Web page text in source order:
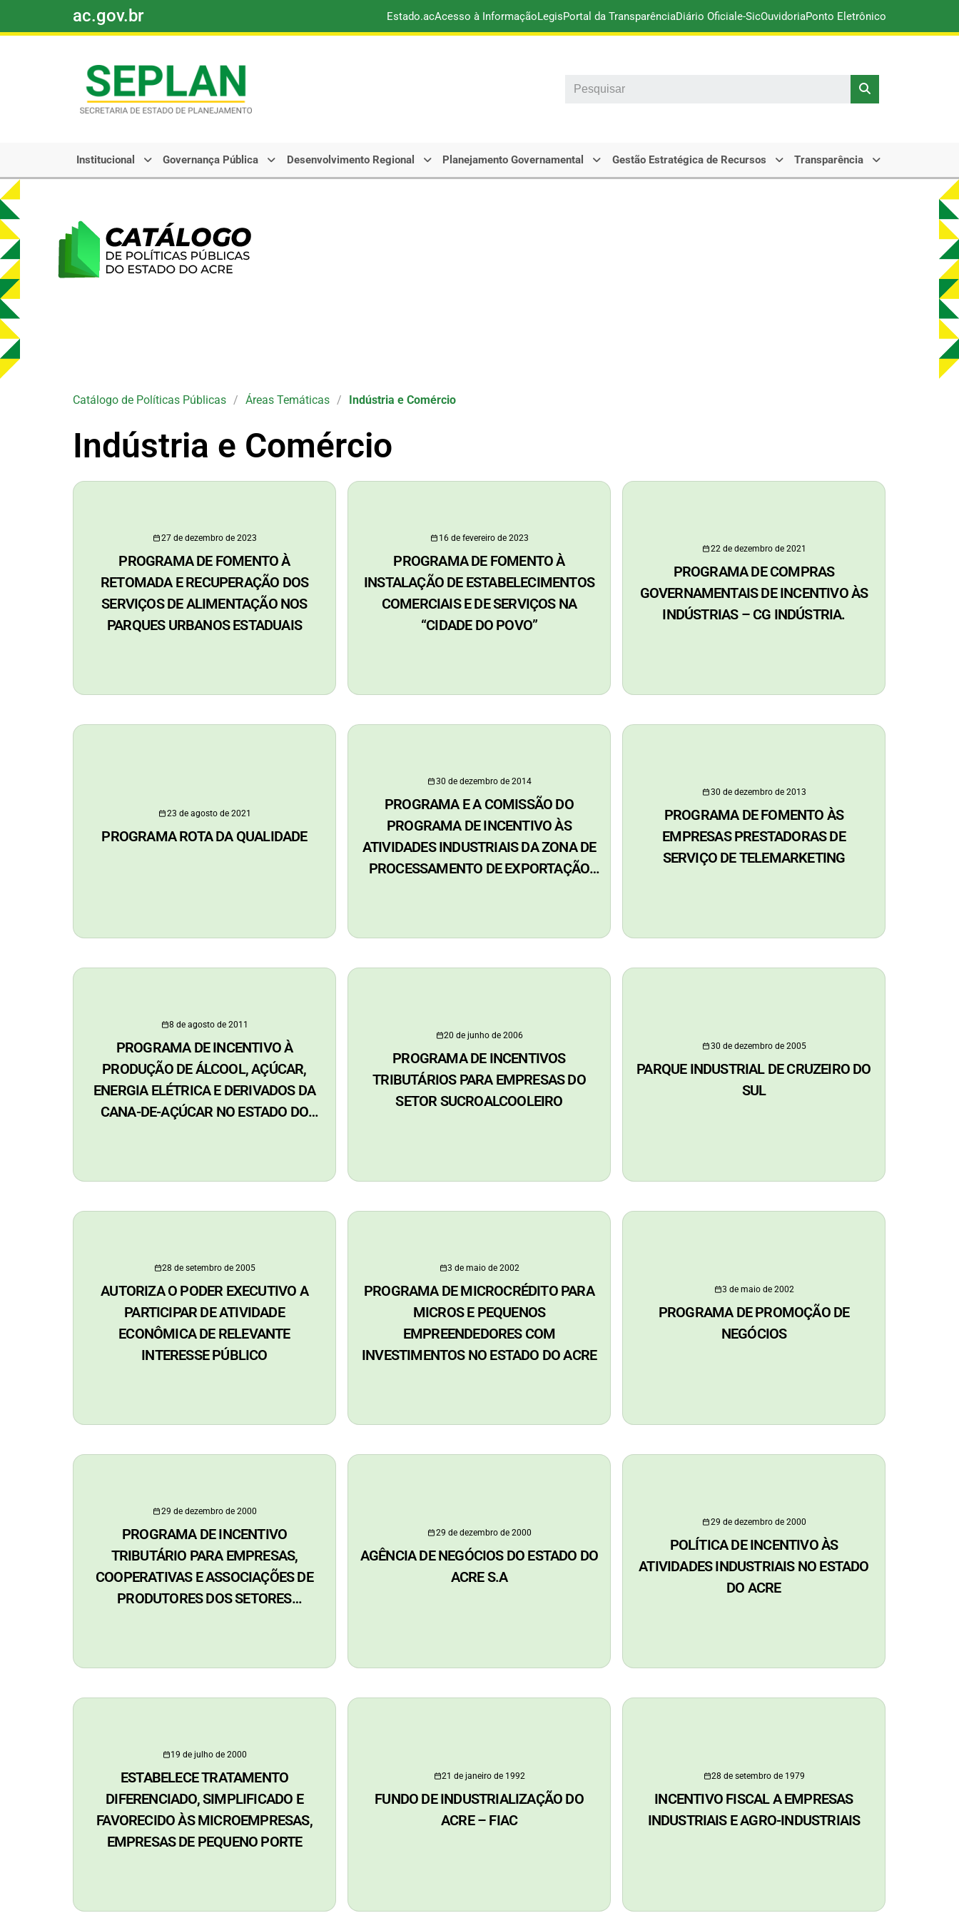
Pular
ac.gov.br Estado.acAcesso à InformaçãoLegisPortal da TransparênciaDiário Oficial e-SicOuvidoriaPonto Eletrônico
Search
Institucional Governança Pública Desenvolvimento Regional Planejamento Governamental Gestão Estratégica de Recursos Transparência
Catálogo de Políticas Públicas / Áreas Temáticas / Indústria e Comércio
Indústria e Comércio
27 de dezembro de 2023
PROGRAMA DE FOMENTO À
RETOMADA E RECUPERAÇÃO DOS
SERVIÇOS DE ALIMENTAÇÃO NOS
PARQUES URBANOS ESTADUAIS
16 de fevereiro de 2023
PROGRAMA DE FOMENTO À
INSTALAÇÃO DE ESTABELECIMENTOS
COMERCIAIS E DE SERVIÇOS NA
“CIDADE DO POVO”
22 de dezembro de 2021
PROGRAMA DE COMPRAS
GOVERNAMENTAIS DE INCENTIVO ÀS
INDÚSTRIAS – CG INDÚSTRIA.
23 de agosto de 2021
PROGRAMA ROTA DA QUALIDADE
30 de dezembro de 2014
PROGRAMA E A COMISSÃO DO
PROGRAMA DE INCENTIVO ÀS
ATIVIDADES INDUSTRIAIS DA ZONA DE
PROCESSAMENTO DE EXPORTAÇÃO
30 de dezembro de 2013
PROGRAMA DE FOMENTO ÀS
EMPRESAS PRESTADORAS DE
SERVIÇO DE TELEMARKETING
8 de agosto de 2011
PROGRAMA DE INCENTIVO À
PRODUÇÃO DE ÁLCOOL, AÇÚCAR,
ENERGIA ELÉTRICA E DERIVADOS DA
CANA-DE-AÇÚCAR NO ESTADO DO
20 de junho de 2006
PROGRAMA DE INCENTIVOS
TRIBUTÁRIOS PARA EMPRESAS DO
SETOR SUCROALCOOLEIRO
30 de dezembro de 2005
PARQUE INDUSTRIAL DE CRUZEIRO DO
SUL
28 de setembro de 2005
AUTORIZA O PODER EXECUTIVO A
PARTICIPAR DE ATIVIDADE
ECONÔMICA DE RELEVANTE
INTERESSE PÚBLICO
3 de maio de 2002
PROGRAMA DE MICROCRÉDITO PARA
MICROS E PEQUENOS
EMPREENDEDORES COM
INVESTIMENTOS NO ESTADO DO ACRE
3 de maio de 2002
PROGRAMA DE PROMOÇÃO DE
NEGÓCIOS
29 de dezembro de 2000
PROGRAMA DE INCENTIVO
TRIBUTÁRIO PARA EMPRESAS,
COOPERATIVAS E ASSOCIAÇÕES DE
PRODUTORES DOS SETORES
29 de dezembro de 2000
AGÊNCIA DE NEGÓCIOS DO ESTADO DO
ACRE S.A
29 de dezembro de 2000
POLÍTICA DE INCENTIVO ÀS
ATIVIDADES INDUSTRIAIS NO ESTADO
DO ACRE
19 de julho de 2000
ESTABELECE TRATAMENTO
DIFERENCIADO, SIMPLIFICADO E
FAVORECIDO ÀS MICROEMPRESAS,
EMPRESAS DE PEQUENO PORTE
21 de janeiro de 1992
FUNDO DE INDUSTRIALIZAÇÃO DO
ACRE – FIAC
28 de setembro de 1979
INCENTIVO FISCAL A EMPRESAS
INDUSTRIAIS E AGRO-INDUSTRIAIS